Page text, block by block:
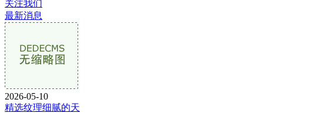
关注我们
最新消息
2026-05-10
精选纹理细腻的天